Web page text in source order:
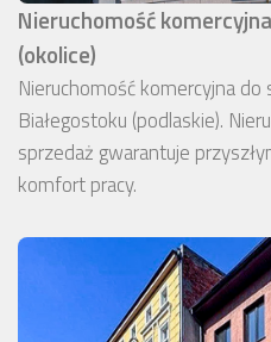
Nieruchomość
(okolice)
Nieruchomość komercyjna
Białegostoku (podlaskie).
sprzedaż gwarantuje
komfort pracy.